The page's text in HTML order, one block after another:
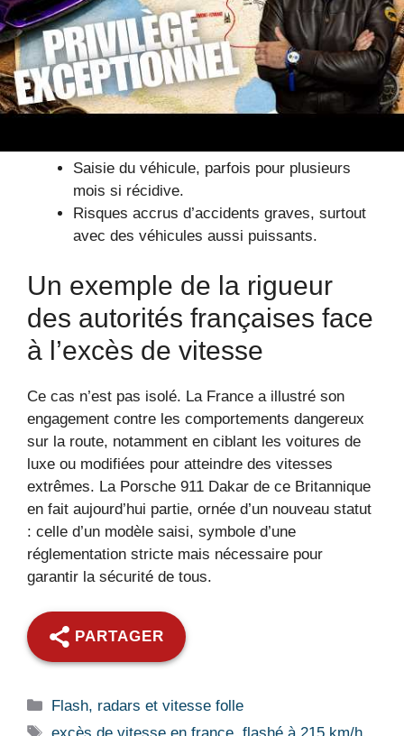
cette Porsche rare. La justice ne plaisante pas
avec la sécurité routière, surtout lorsque l’on
circule à plus de 200 km/h dans un environnement
urbain ou sur l’autoroute.
Saisie du véhicule, parfois pour plusieurs
mois si récidive.
Risques accrus d’accidents graves, surtout
avec des véhicules aussi puissants.
Un exemple de la rigueur
des autorités françaises face
à l’excès de vitesse
Ce cas n’est pas isolé. La France a illustré son
engagement contre les comportements dangereux
sur la route, notamment en ciblant les voitures de
luxe ou modifiées pour atteindre des vitesses
extrêmes. La Porsche 911 Dakar de ce Britannique
en fait aujourd’hui partie, ornée d’un nouveau statut
: celle d’un modèle saisi, symbole d’une
réglementation stricte mais nécessaire pour
garantir la sécurité de tous.
PARTAGER
Catégories
Flash, radars et vitesse folle
Étiquettes
excès de vitesse en france,flashé à 215 km/h,